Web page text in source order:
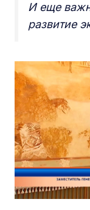
И еще
развитие